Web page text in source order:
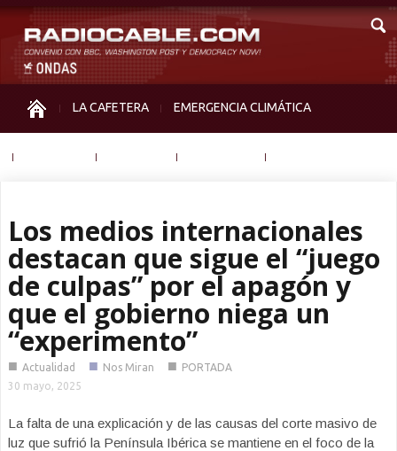
LA CAFETERA EMERGENCIA CLIMÁTICA
Los medios internacionales
destacan que sigue el “juego
de culpas” por el apagón y
que el gobierno niega un
“experimento”
■ Actualidad ■ Nos Miran ■ PORTADA
30 mayo, 2025
La falta de una explicación y de las causas del corte masivo de
luz que sufrió la Península Ibérica se mantiene en el foco de la